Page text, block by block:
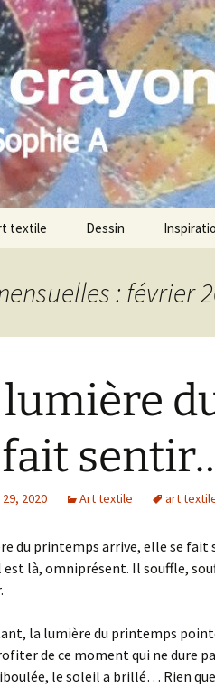
A
textile Dessin
: février
lumière
fait
2020 Art textile art
du printemps arrive, elle se
est là, omniprésent. Il souffle,
la lumière du printemps
de ce moment qui ne dure
le soleil a brillé… Rien